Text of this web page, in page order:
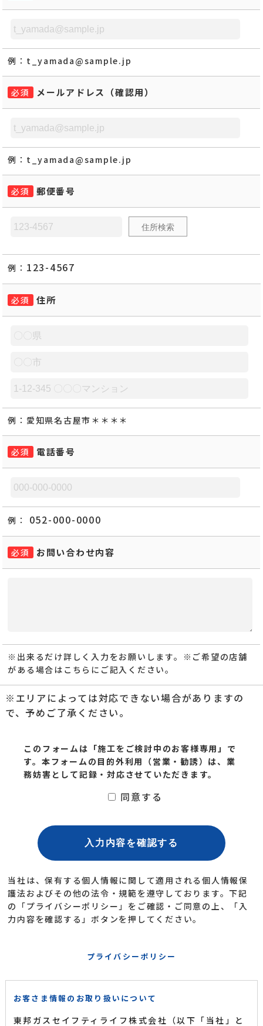
例： t_yamada@sample.jp
必須 メールアドレス（確認用）
例： t_yamada@sample.jp
必須 郵便番号
住所検索
例： 123-4567
必須 住所
例： 愛知県名古屋市＊＊＊＊
必須 電話番号
例： 052-000-0000
必須 お問い合わせ内容
※出来るだけ詳しく入力をお願いします。
※ご希望の店舗
がある場合はこちらにご記入ください。
※エリアによっては対応できない場合がありますの
で、予めご了承ください。
このフォームは「施工をご検討中のお客様専用」で
す。 本フォームの目的外利用（営業・勧誘）は、業
務妨害として記録・対応させていただきます。
同意する
当社は、保有する個人情報に関して適用される個人情報保
護法およびその他の法令・規範を遵守しております。下記
の「プライバシーポリシー」をご確認・ご同意の上、「入
力内容を確認する」ボタンを押してください。
プライバシーポリシー
お客さま情報のお取り扱いについて
東邦ガスセイフティライフ株式会社（以下「当社」と